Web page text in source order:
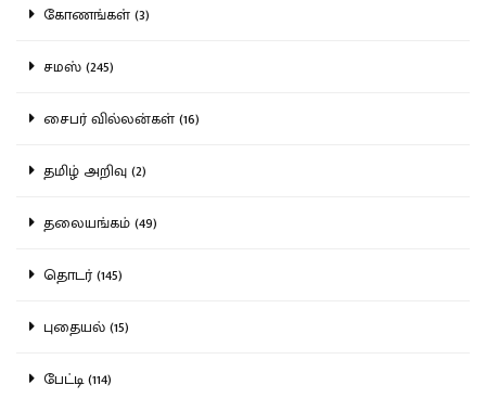
கோணங்கள் (3)
சமஸ் (245)
சைபர் வில்லன்கள் (16)
தமிழ் அறிவு (2)
தலையங்கம் (49)
தொடர் (145)
புதையல் (15)
பேட்டி (114)